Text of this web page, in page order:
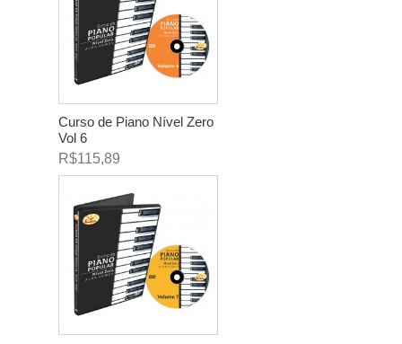
Curso de Piano Nível Zero
Vol 6
R$115,89